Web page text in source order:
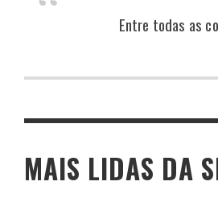
Entre todas as
MAIS LIDAS DA